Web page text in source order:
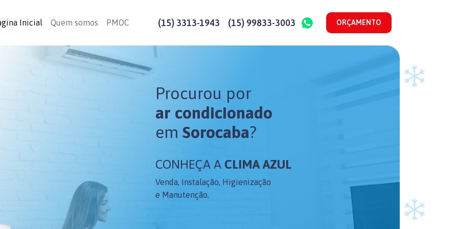
Inicial Quem somos PMOC (15) 3313-1943 (15) 99833-3003 ORÇAMENTO
Procurou por
ar condicionado
em Sorocaba?
CONHEÇA A CLIMA AZUL
Venda, Instalação, Higienização
e Manutenção.